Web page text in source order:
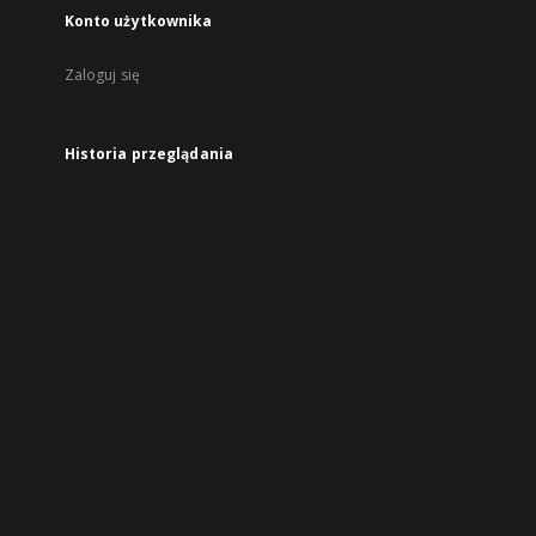
Konto użytkownika
Zaloguj się
Historia przeglądania